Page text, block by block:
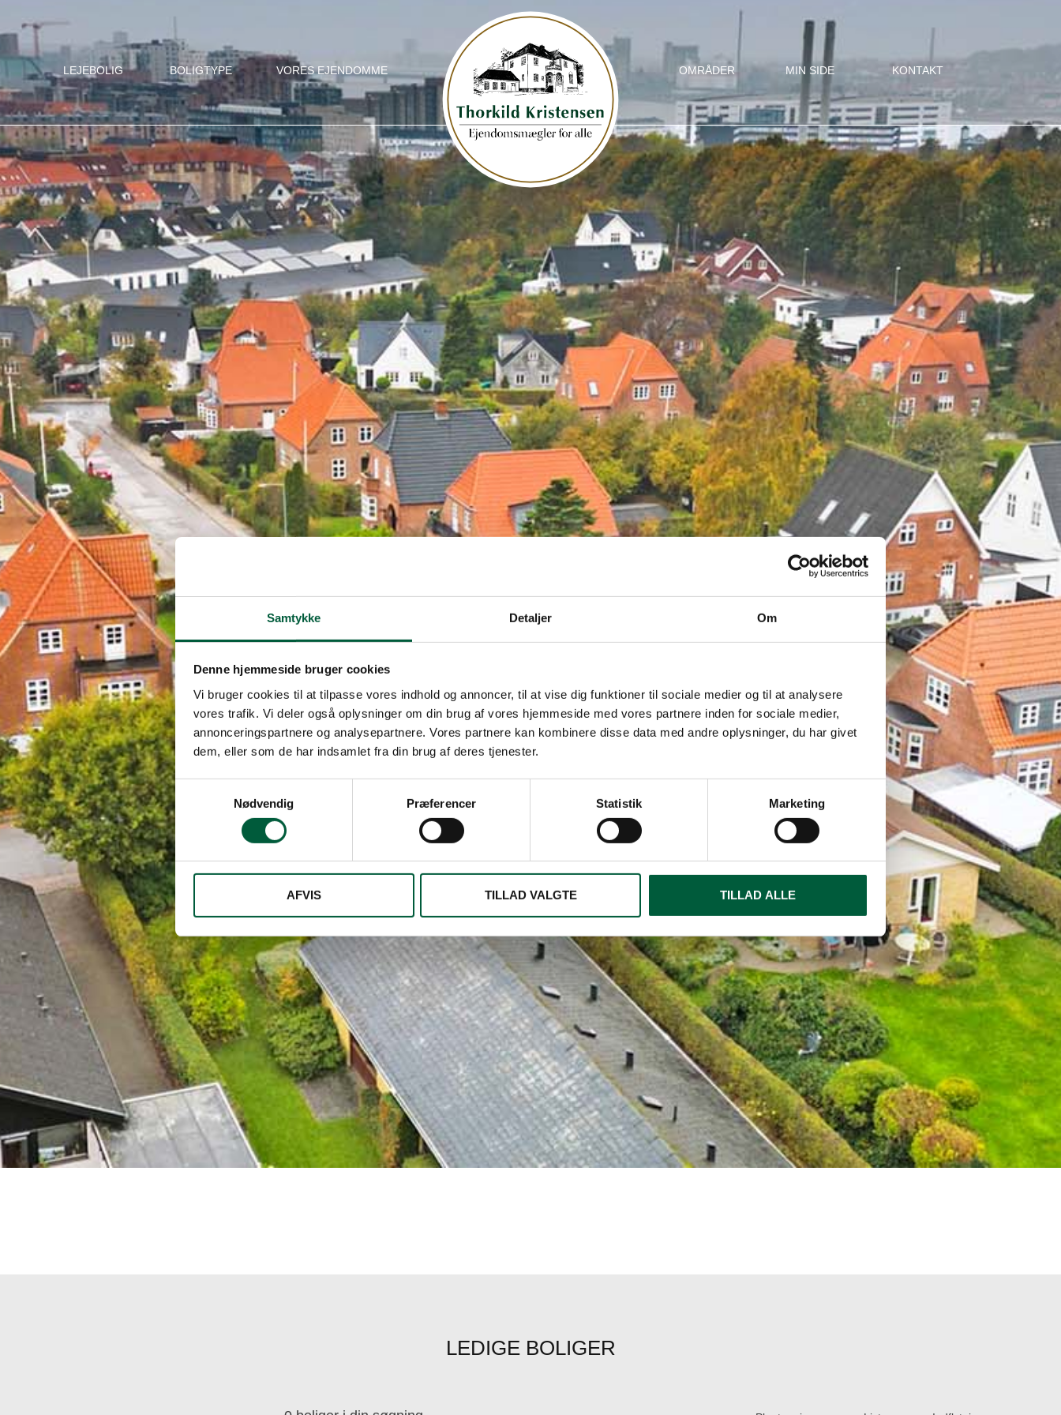
Samtykke Detaljer Om
Denne hjemmeside bruger cookies
Vi bruger cookies til at tilpasse vores indhold og annoncer, til at vise dig funktioner til sociale medier og til at analysere
vores trafik. Vi deler også oplysninger om din brug af vores hjemmeside med vores partnere inden for sociale medier,
annonceringspartnere og analysepartnere. Vores partnere kan kombinere disse data med andre oplysninger, du har givet
dem, eller som de har indsamlet fra din brug af deres tjenester.
Samtykkevalg
Nødvendig
Præferencer Statistik Marketing
AFVIS TILLAD VALGTE TILLAD ALLE
LEJEBOLIG BOLIGTYPE VORES EJENDOMME OMRÅDER MIN SIDE KONTAKT
LEDIGE BOLIGER